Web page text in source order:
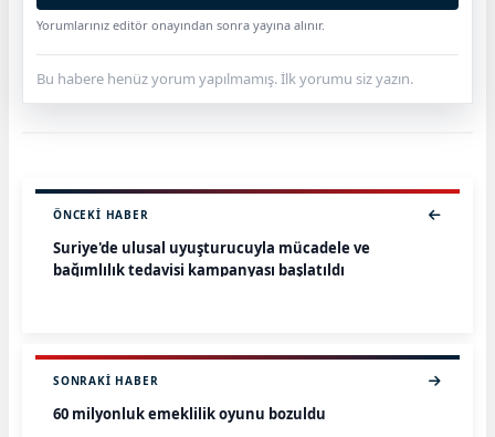
Yorumlarınız editör onayından sonra yayına alınır.
Bu habere henüz yorum yapılmamış. İlk yorumu siz yazın.
ÖNCEKI HABER
Suriye'de ulusal uyuşturucuyla mücadele ve
bağımlılık tedavisi kampanyası başlatıldı
SONRAKI HABER
60 milyonluk emeklilik oyunu bozuldu